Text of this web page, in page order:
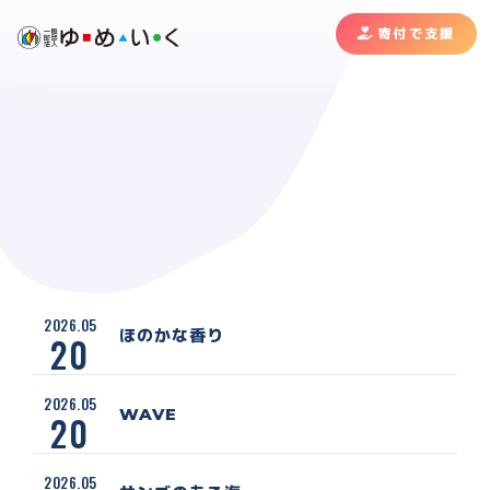
寄付で支援
2026.05
20 ほのかな香り
2026.05
20 WAVE
2026.05